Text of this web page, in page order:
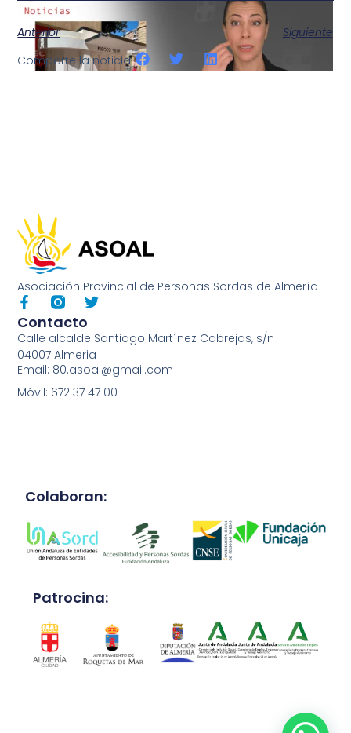
Anterior
Siguiente
Comparte la noticia:
Asociación Provincial de Personas Sordas de Almería
Contacto
Calle alcalde Santiago Martínez Cabrejas, s/n
04007 Almeria
Email: 80.asoal@gmail.com
Móvil: 672 37 47 00
Colaboran:
Patrocina: